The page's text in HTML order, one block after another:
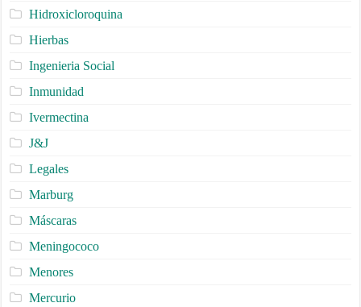
Hidroxicloroquina
Hierbas
Ingenieria Social
Inmunidad
Ivermectina
J&J
Legales
Marburg
Máscaras
Meningococo
Menores
Mercurio